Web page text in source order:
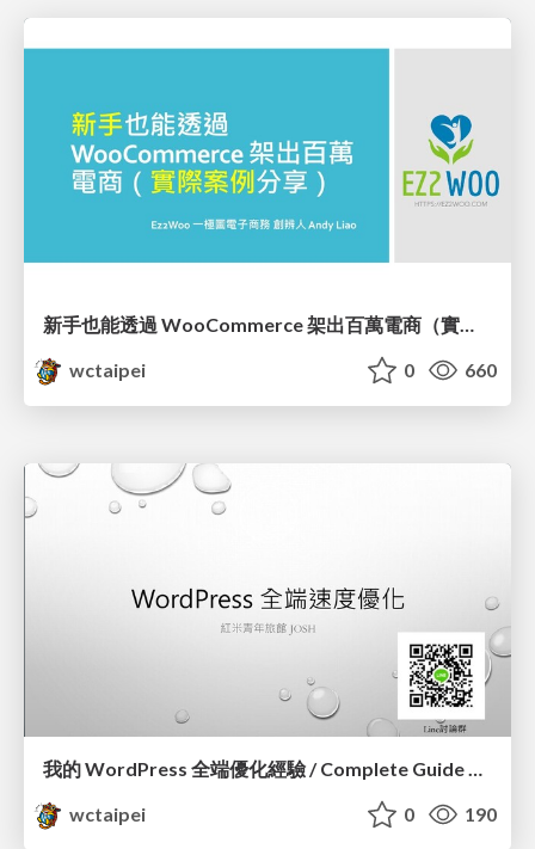
新手也能透過 WooCommerce 架出百萬電商（實際案例分享）/ Real World Building WooCommerce Site for Beginners_廖震宇 / Andy Liao
wctaipei
0 660
我的 WordPress 全端優化經驗 / Complete Guide of Optimizing WordPress_蕭宗仁 / Josh Hsiao
wctaipei
0 190